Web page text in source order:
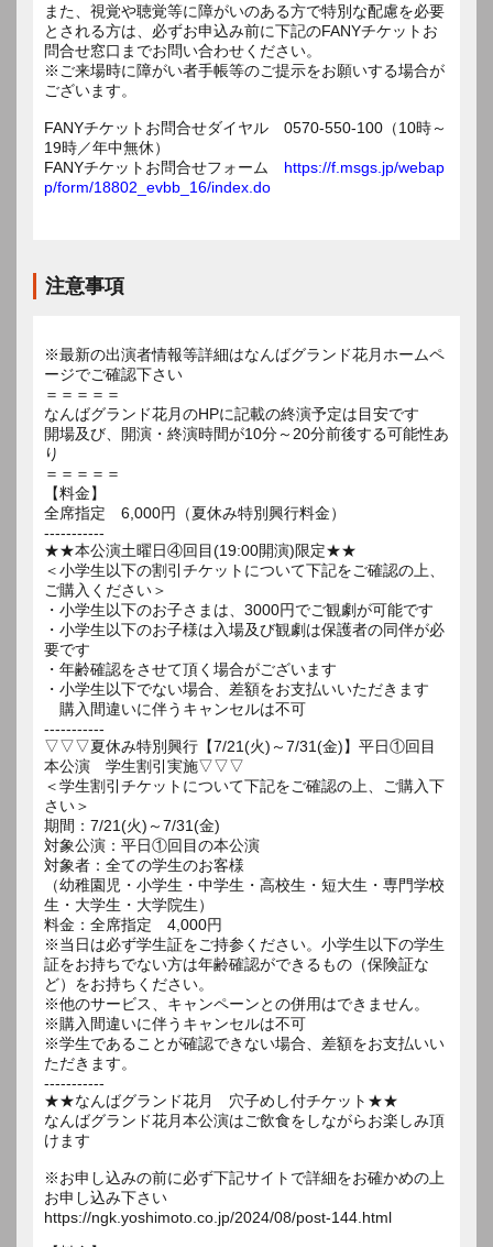
また、視覚や聴覚等に障がいのある方で特別な配慮を必要
とされる方は、必ずお申込み前に下記のFANYチケットお
問合せ窓口までお問い合わせください。
※ご来場時に障がい者手帳等のご提示をお願いする場合が
ございます。
FANYチケットお問合せダイヤル 0570-550-100（10時～
19時／年中無休）
FANYチケットお問合せフォーム https://f.msgs.jp/webap
p/form/18802_evbb_16/index.do
注意事項
※最新の出演者情報等詳細はなんばグランド花月ホームペ
ージでご確認下さい
＝＝＝＝＝
なんばグランド花月のHPに記載の終演予定は目安です
開場及び、開演・終演時間が10分～20分前後する可能性あ
り
＝＝＝＝＝
【料金】
全席指定 6,000円（夏休み特別興行料金）
-----------
★★本公演土曜日④回目(19:00開演)限定★★
＜小学生以下の割引チケットについて下記をご確認の上、
ご購入ください＞
・小学生以下のお子さまは、3000円でご観劇が可能です
・小学生以下のお子様は入場及び観劇は保護者の同伴が必
要です
・年齢確認をさせて頂く場合がございます
・小学生以下でない場合、差額をお支払いいただきます
購入間違いに伴うキャンセルは不可
-----------
▽▽▽夏休み特別興行【7/21(火)～7/31(金)】平日①回目
本公演 学生割引実施▽▽▽
＜学生割引チケットについて下記をご確認の上、ご購入下
さい＞
期間：7/21(火)～7/31(金)
対象公演：平日①回目の本公演
対象者：全ての学生のお客様
（幼稚園児・小学生・中学生・高校生・短大生・専門学校
生・大学生・大学院生）
料金：全席指定 4,000円
※当日は必ず学生証をご持参ください。小学生以下の学生
証をお持ちでない方は年齢確認ができるもの（保険証な
ど）をお持ちください。
※他のサービス、キャンペーンとの併用はできません。
※購入間違いに伴うキャンセルは不可
※学生であることが確認できない場合、差額をお支払いい
ただきます。
-----------
★★なんばグランド花月 穴子めし付チケット★★
なんばグランド花月本公演はご飲食をしながらお楽しみ頂
けます
※お申し込みの前に必ず下記サイトで詳細をお確かめの上
お申し込み下さい
https://ngk.yoshimoto.co.jp/2024/08/post-144.html